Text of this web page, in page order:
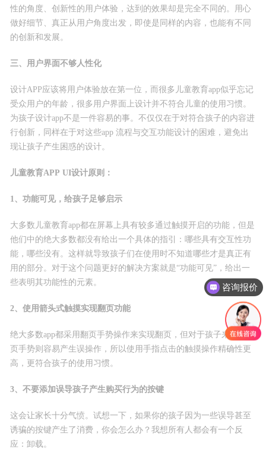
性的角度、创新性的用户体验，达到的效果却是完全不同的。用心
做好细节、真正从用户角度出发，即使是同样的内容，也能有不同
的创新和发展。
三、用户界面不够人性化
设计APP应该将用户体验放在第一位，而很多儿童教育app似乎忘记
受众用户的年龄，很多用户界面上设计并不符合儿童的使用习惯。
为孩子设计app不是一件容易的事。不仅仅在于对符合孩子的内容进
行创新，同样在于对这些app 流程与交互功能设计的困难，避免出
现让孩子产生困惑的设计。
儿童教育APP UI设计原则：
1、功能可见，给孩子足够启示
大多数儿童教育app都在屏幕上具有较多通过触摸开启的功能，但是
他们中的绝大多数都没有给出一个具体的指引：哪些具有交互性功
能，哪些没有。这样就导致孩子们在使用时不知道哪些才是真正有
用的部分。对于这个问题更好的解决方案就是“功能可见”，给出一
些表明其功能性的元素。
2、使用箭头式触摸实现翻页功能
绝大多数app都采用翻页手势操作来实现翻页，但对于孩子来说，翻
页手势则容易产生误操作，所以使用手指点击的触摸操作精确性更
高，更符合孩子的使用习惯。
3、不要添加误导孩子产生购买行为的按键
这会让家长十分气愤。试想一下，如果你的孩子因为一些误导甚至
诱骗的按键产生了消费，你会怎么办？我想所有人都会有一个反
应：卸载。
咨询报价